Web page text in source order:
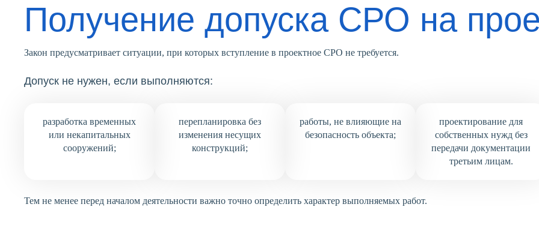
Получение допуска СРО на
Закон предусматривает ситуации, при которых вступление в проектное СРО не требуется.
Допуск не нужен, если выполняются:
разработка временных
или некапитальных
сооружений;
перепланировка без
изменения несущих
конструкций;
работы, не влияющие на
безопасность объекта;
проектирование для
собственных нужд без
передачи документации
третьим лицам.
Тем не менее перед началом деятельности важно точно определить характер выполняемых работ.